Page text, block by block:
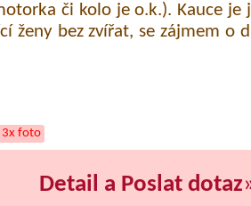
či kolo je o.k.). Kauce je
ženy bez zvířat, se zájmem o
3x foto
Detail a Poslat dotaz